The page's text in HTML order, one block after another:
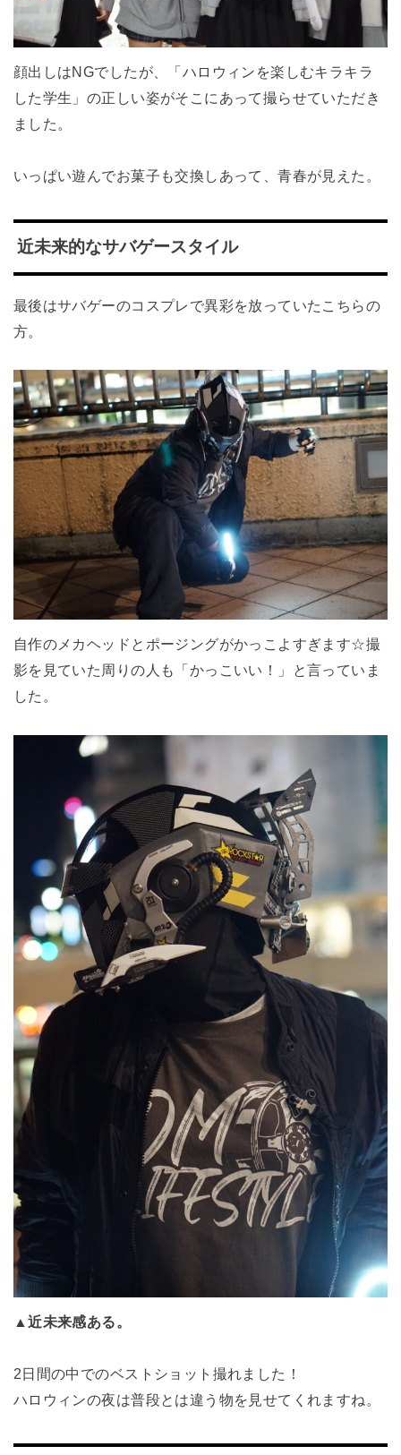
顔出しはNGでしたが、「ハロウィンを楽しむキラキラ
した学生」の正しい姿がそこにあって撮らせていただき
ました。
いっぱい遊んでお菓子も交換しあって、青春が見えた。
近未来的なサバゲースタイル
最後はサバゲーのコスプレで異彩を放っていたこちらの
方。
自作のメカヘッドとポージングがかっこよすぎます☆撮
影を見ていた周りの人も「かっこいい！」と言っていま
した。
▲近未来感ある。
2日間の中でのベストショット撮れました！
ハロウィンの夜は普段とは違う物を見せてくれますね。